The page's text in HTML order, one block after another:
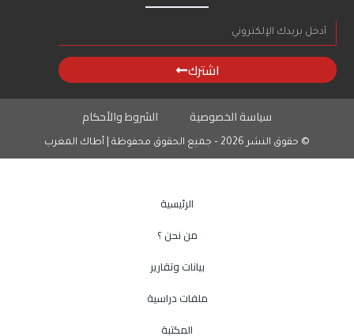
اشترك
© حقوق النشر 2026 – جميع الحقوق محفوظة | أطاك المغرب
سياسة الخصوصية الشروط والأحكام
الرئيسية
من نحن ؟
بيانات وتقارير
ملفات دراسية
المكتبة